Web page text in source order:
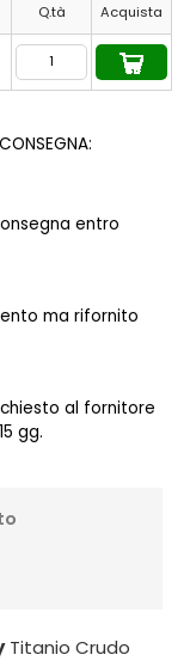
Q.tà Acquista
entro
ma rifornito
al fornitore
gg.
Titanio Crudo